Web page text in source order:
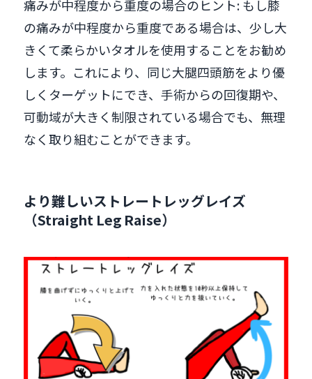
痛みが中程度から重度の場合のヒント: もし膝
の痛みが中程度から重度である場合は、少し大
きくて柔らかいタオルを使用することをお勧め
します。これにより、同じ大腿四頭筋をより優
しくターゲットにでき、手術からの回復期や、
可動域が大きく制限されている場合でも、無理
なく取り組むことができます。
より難しいストレートレッグレイズ
（Straight Leg Raise）